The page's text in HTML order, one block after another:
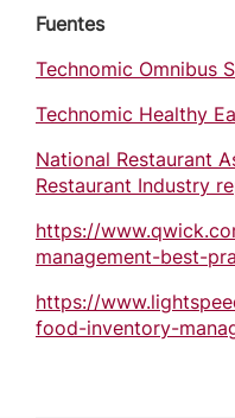
Fuentes
Technomic Omnibus
Technomic Healthy
National Restaurant
Restaurant Industry
https://
management-best-
https://
food-inventory-